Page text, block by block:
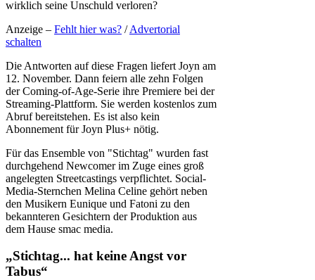
wirklich seine Unschuld verloren?
Anzeige – Fehlt hier was? /Advertorial
schalten
Die Antworten auf diese Fragen liefert Joyn am
12. November. Dann feiern alle zehn Folgen
der Coming-of-Age-Serie ihre Premiere bei der
Streaming-Plattform. Sie werden kostenlos zum
Abruf bereitstehen. Es ist also kein
Abonnement für Joyn Plus+ nötig.
Für das Ensemble von "Stichtag" wurden fast
durchgehend Newcomer im Zuge eines groß
angelegten Streetcastings verpflichtet. Social-
Media-Sternchen Melina Celine gehört neben
den Musikern Eunique und Fatoni zu den
bekannteren Gesichtern der Produktion aus
dem Hause smac media.
„Stichtag... hat keine Angst vor
Tabus“